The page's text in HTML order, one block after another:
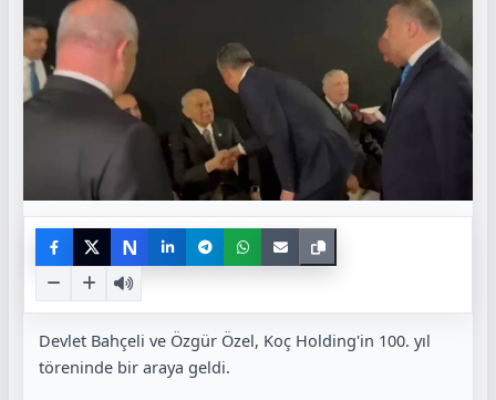
N
Devlet Bahçeli ve Özgür Özel, Koç Holding'in 100. yıl
töreninde bir araya geldi.